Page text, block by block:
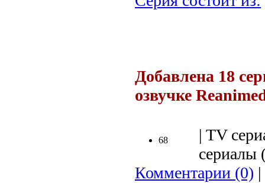
Добавлена 18
озвучке
68
| TV
сериалы
Комментарии (0) |